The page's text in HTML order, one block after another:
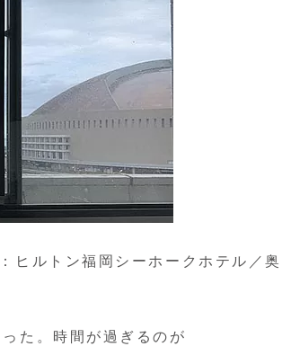
ルトン福岡シーホークホテル／
た。時間が過ぎるのが